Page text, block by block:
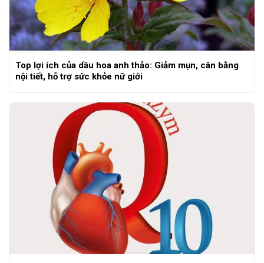
Top lợi ích của dầu hoa anh thảo: Giảm mụn, cân bằng
nội tiết, hỗ trợ sức khỏe nữ giới